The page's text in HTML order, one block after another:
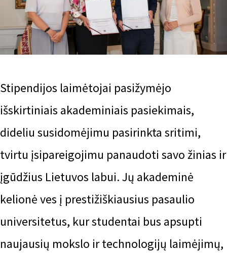
Stipendijos laimėtojai pasižymėjo
išskirtiniais akademiniais pasiekimais,
dideliu susidomėjimu pasirinkta sritimi,
tvirtu įsipareigojimu panaudoti savo žinias ir
įgūdžius Lietuvos labui. Jų akademinė
kelionė ves į prestižiškiausius pasaulio
universitetus, kur studentai bus apsupti
naujausių mokslo ir technologijų laimėjimų,